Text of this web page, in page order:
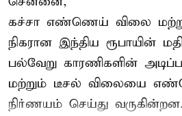
கச்சா எண்ணெய் விலை
நிகரான இந்திய ரூபாயின்
பல்வேறு காரணிகளின்
மற்றும் டீசல் விலையை
நிர்ணயம் செய்து வருகின்றன.